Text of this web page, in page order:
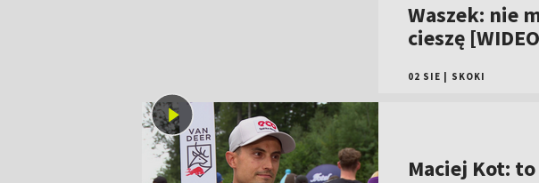
Waszek: nie
cieszę
02 SIE SKOKI
Maciej Kot: